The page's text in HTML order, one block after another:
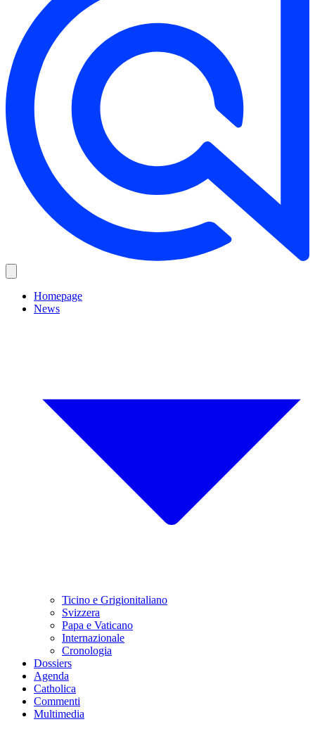
Homepage
News
Ticino e Grigionitaliano
Svizzera
Papa e Vaticano
Internazionale
Cronologia
Dossiers
Agenda
Catholica
Commenti
Multimedia